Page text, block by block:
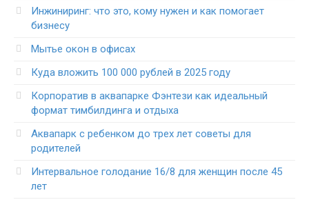
Инжиниринг: что это, кому нужен и как помогает
бизнесу
Мытье окон в офисах
Куда вложить 100 000 рублей в 2025 году
Корпоратив в аквапарке Фэнтези как идеальный
формат тимбилдинга и отдыха
Аквапарк с ребенком до трех лет советы для
родителей
Интервальное голодание 16/8 для женщин после 45
лет